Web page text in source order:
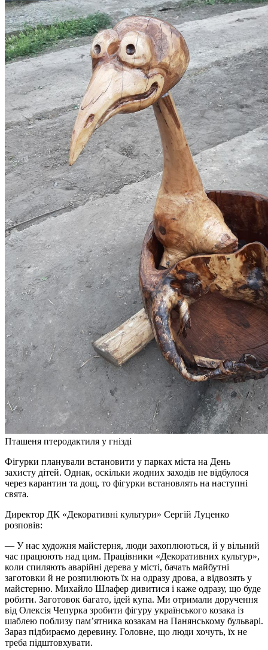
Пташеня птеродактиля у гнізді
Фігурки планували встановити у парках міста на День
захисту дітей. Однак, оскільки жодних заходів не відбулося
через карантин та дощ, то фігурки встановлять на наступні
свята.
Директор ДК «Декоративні культури» Сергій Луценко
розповів:
— У нас художня майстерня, люди захоплюються, й у вільний
час працюють над цим. Працівники «Декоративних культур»,
коли спиляють аварійні дерева у місті, бачать майбутні
заготовки й не розпилюють їх на одразу дрова, а відвозять у
майстерню. Михайло Шлафер дивитися і каже одразу, що буде
робити. Заготовок багато, ідей купа. Ми отримали доручення
від Олексія Чепурка зробити фігуру українського козака із
шаблею поблизу пам’ятника козакам на Панянському бульварі.
Зараз підбираємо деревину. Головне, що люди хочуть, їх не
треба підштовхувати.